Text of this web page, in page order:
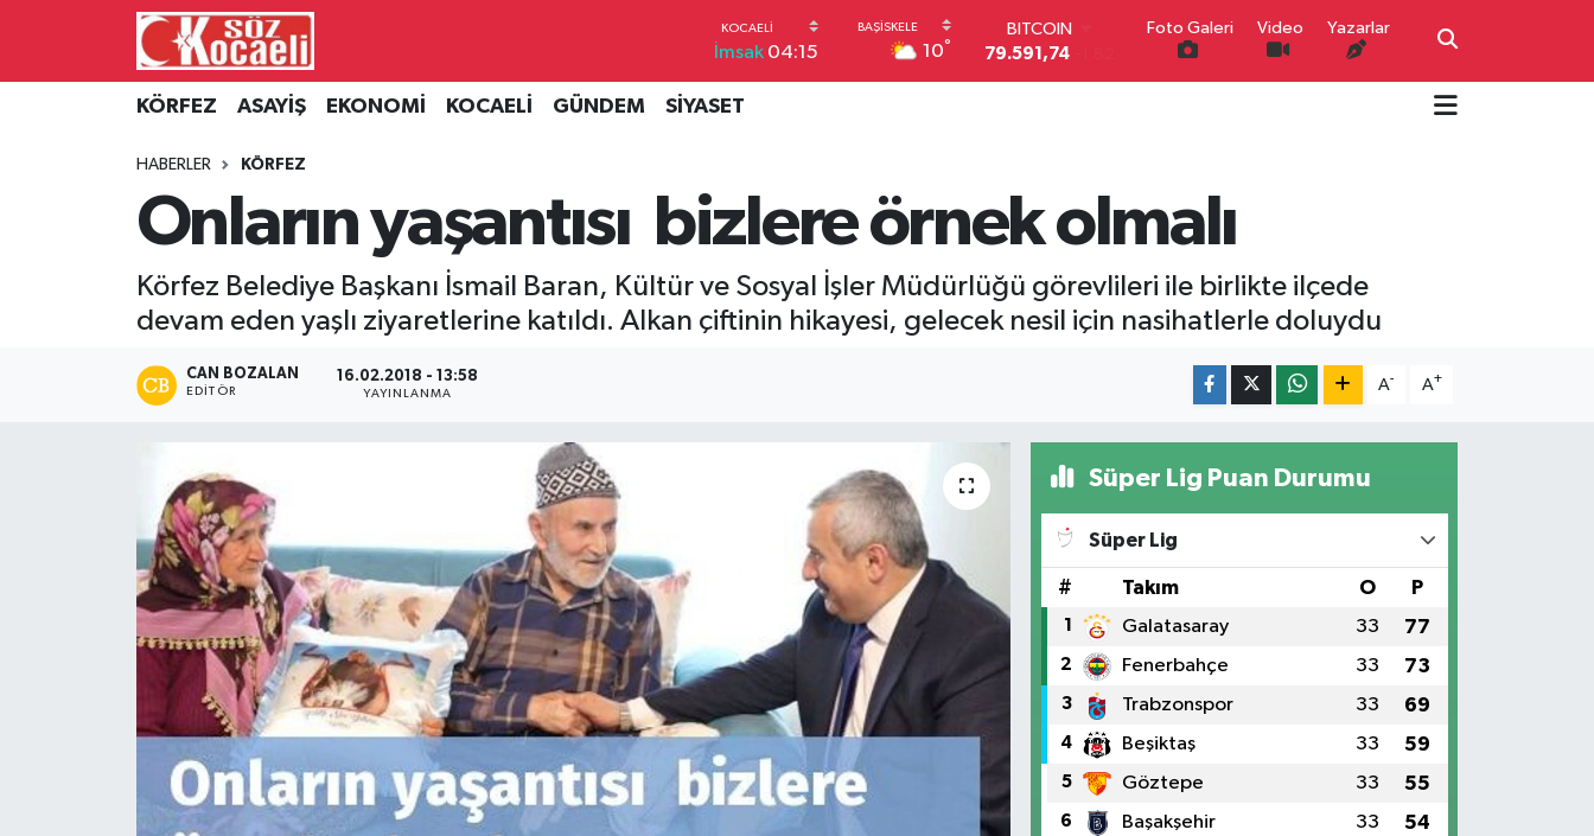
İmsak 04:15 10°
79.591,74
DOLAR
6862,09000 0.19
14.598,00
Foto Galeri Video Yazarlar
KÖRFEZ ASAYİŞ EKONOMİ KOCAELİ GÜNDEM SİYASET
HABERLER KÖRFEZ
Onların yaşantısı bizlere örnek olmalı
Körfez Belediye Başkanı İsmail Baran, Kültür ve Sosyal İşler Müdürlüğü görevlileri ile birlikte ilçede
devam eden yaşlı ziyaretlerine katıldı. Alkan çiftinin hikayesi, gelecek nesil için nasihatlerle doluydu
CAN BOZALAN
EDITÖR
16.02.2018 - 13:58
YAYINLANMA
A- A+
Süper Lig Puan Durumu
Süper Lig
# Takım O P
1 Galatasaray 33 77
2 Fenerbahçe 33 73
3 Trabzonspor 33 69
4 Beşiktaş 33 59
5 Göztepe 33 55
6 Başakşehir 33 54
Kocaeli Nöbetçi Eczaneler
Kocaeli Namaz Vakitleri
Kocaeli Trafik Yoğunluk Haritası
Süper Lig Puan Durumu ve Fikstür
Tüm Manşetler
Haber Arşivi